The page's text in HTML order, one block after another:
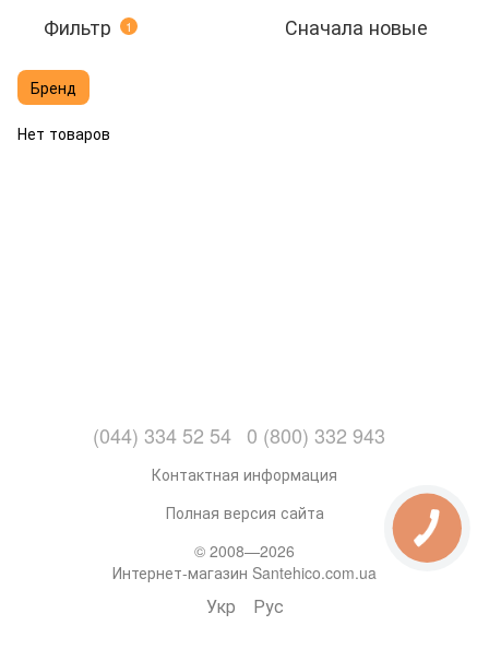
Фильтр 1 Сначала новые
Бренд
Нет товаров
(044) 334 52 54 0 (800) 332 943
Контактная информация
Полная версия сайта
© 2008—2026
Интернет-магазин Santehico.com.ua
Укр Рус